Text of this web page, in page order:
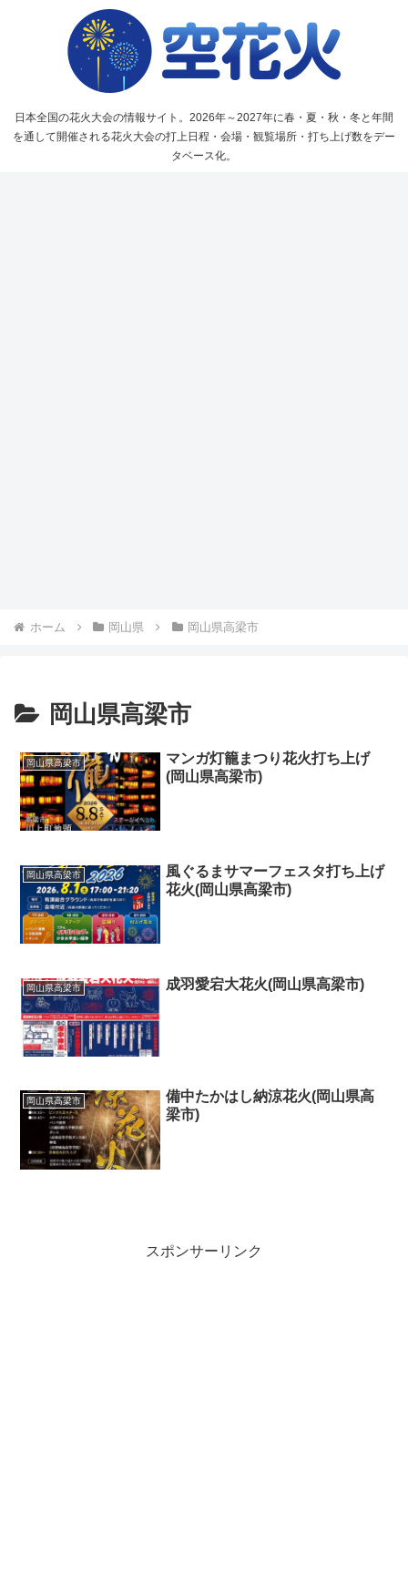
日本全国の花火大会の情報サイト。2026年～2027年に春・夏・秋・冬と年間
を通して開催される花火大会の打上日程・会場・観覧場所・打ち上げ数をデー
タベース化。
ホーム 岡山県 岡山県高梁市
岡山県高梁市
岡山県高梁市
マンガ灯籠まつり花火打ち上げ
(岡山県高梁市)
岡山県高梁市
風ぐるまサマーフェスタ打ち上げ
花火(岡山県高梁市)
岡山県高梁市 成羽愛宕大花火(岡山県高梁市)
岡山県高梁市
備中たかはし納涼花火(岡山県高
梁市)
スポンサーリンク